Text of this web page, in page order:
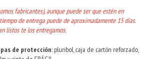
fabricantes), aunque puede ser que estén en
de entrega puede de aproximadamente 15 días.
listos te los entregamos.
de protección: pluribol, caja de cartón reforzado,